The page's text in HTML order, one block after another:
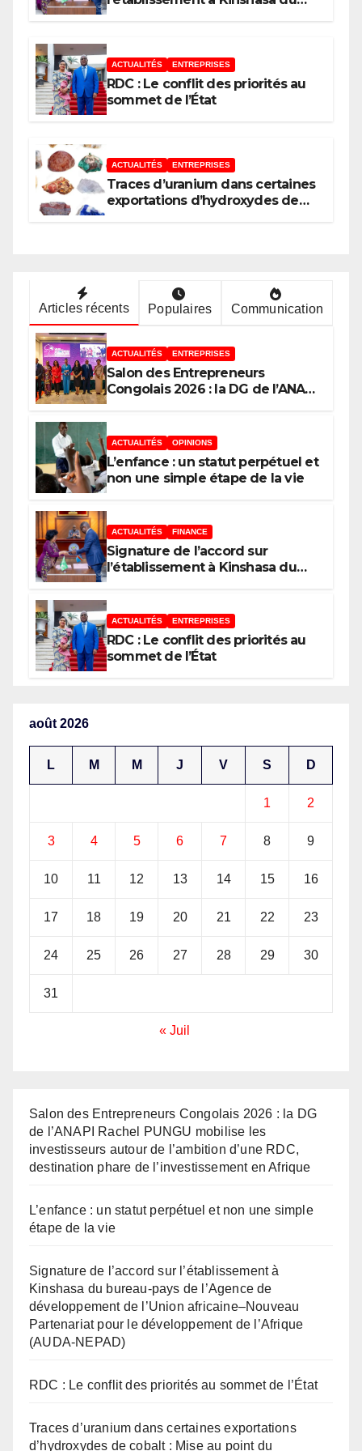
pour le développement de
l’Afrique (AUDA-NEPAD)
ACTUALITÉS ENTREPRISES
RDC : Le conflit des priorités au
sommet de l’État
ACTUALITÉS ENTREPRISES
Traces d’uranium dans certaines
exportations d’hydroxydes de
Articles récents Populaires Communication
ACTUALITÉS ENTREPRISES
Salon des Entrepreneurs
Congolais 2026 : la DG de l’ANAPI
l’ambition d’une RDC, destination
phare de l’investissement en
Afrique
ACTUALITÉS OPINIONS
L’enfance : un statut perpétuel et
non une simple étape de la vie
ACTUALITÉS FINANCE
Signature de l’accord sur
l’établissement à Kinshasa du
africaine–Nouveau Partenariat
pour le développement de
l’Afrique (AUDA-NEPAD)
ACTUALITÉS ENTREPRISES
RDC : Le conflit des priorités au
sommet de l’État
août 2026
L M M J V S D
1 2
3 4 5 6 7 8 9
10 11 12 13 14 15 16
17 18 19 20 21 22 23
24 25 26 27 28 29 30
31
« Juil
Salon des Entrepreneurs Congolais 2026 : la DG
de l’ANAPI Rachel PUNGU mobilise les
investisseurs autour de l’ambition d’une RDC,
destination phare de l’investissement en Afrique
L’enfance : un statut perpétuel et non une simple
étape de la vie
Signature de l’accord sur l’établissement à
Kinshasa du bureau-pays de l’Agence de
développement de l’Union africaine–Nouveau
Partenariat pour le développement de l’Afrique
(AUDA-NEPAD)
RDC : Le conflit des priorités au sommet de l’État
Traces d’uranium dans certaines exportations
d’hydroxydes de cobalt : Mise au point du